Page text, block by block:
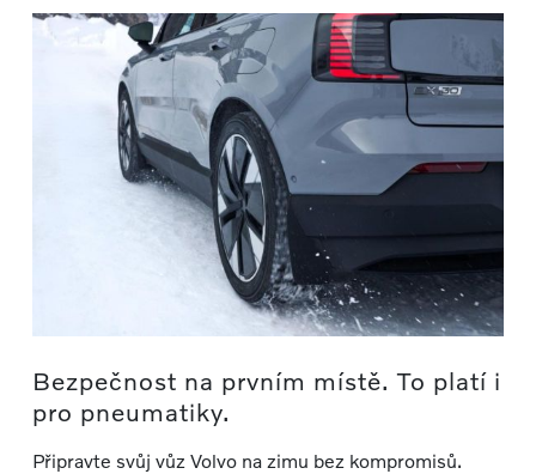
Bezpečnost na prvním místě. To platí i
pro pneumatiky.
Připravte svůj vůz Volvo na zimu bez kompromisů.